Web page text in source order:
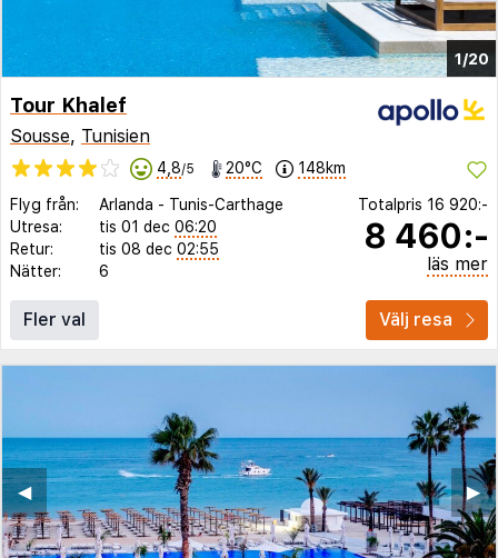
1/20
Tour Khalef
Sousse, Tunisien
4,8/5 20°C 148km
Flyg från: Arlanda - Tunis-Carthage
Utresa:
tis 01 dec 06:20
Retur:
tis 08 dec 02:55
Nätter:
6
Totalpris 16 920:-
8 460:-
läs mer
Fler val Välj resa
▶︎
◀︎